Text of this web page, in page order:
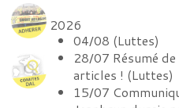
2026
04/08 (Luttes)
28/07 Résumé
articles ! (Luttes)
15/07